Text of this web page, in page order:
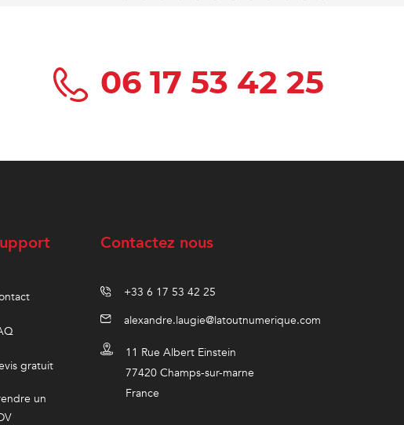
06 17 53 42 25
gratuit
un
Contactez nous
+33 6 17 53 42 25
alexandre.laugie@latoutnumerique.com
11 Rue Albert Einstein
77420 Champs-sur-marne
France